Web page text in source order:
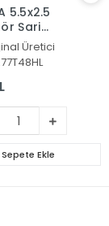
5.5x2.5
Şarj
Üretici
Sepete Ekle